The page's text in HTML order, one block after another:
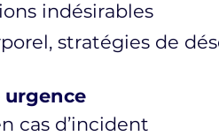
indésirables
stratégies de
urgence
cas d’incident